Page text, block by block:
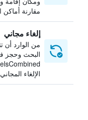
مقارنة أماكن
إلغاء مجاني
من الوارد أن
البحث وحجز
الإلغاء المجاني